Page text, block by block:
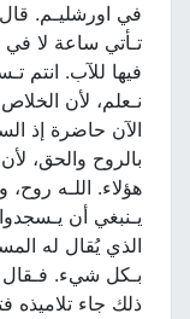
في اورشليـم. قال
تـأتي ساعة لا في
فيها للآب. انتم
نـعلم، لأن
الآن حاضرة إذ
بالروح والحق،
هؤلاء. اللـه روح،
يـنبغي أن
الذي يُقال له
بـكل شيء. فـقال
ذلك جاء تلاميذه